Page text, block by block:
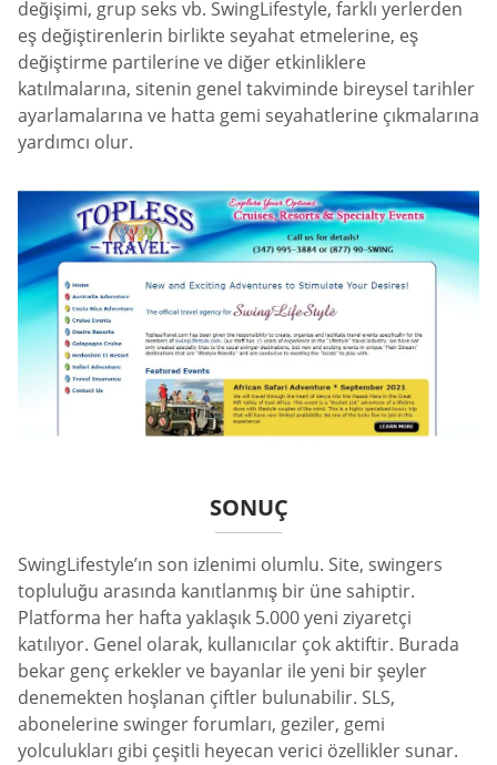
değişimi, grup seks vb. SwingLifestyle, farklı yerlerden
eş değiştirenlerin birlikte seyahat etmelerine, eş
değiştirme partilerine ve diğer etkinliklere
katılmalarına, sitenin genel takviminde bireysel tarihler
ayarlamalarına ve hatta gemi seyahatlerine çıkmalarına
yardımcı olur.
SONUÇ
SwingLifestyle’ın son izlenimi olumlu. Site, swingers
topluluğu arasında kanıtlanmış bir üne sahiptir.
Platforma her hafta yaklaşık 5.000 yeni ziyaretçi
katılıyor. Genel olarak, kullanıcılar çok aktiftir. Burada
bekar genç erkekler ve bayanlar ile yeni bir şeyler
denemekten hoşlanan çiftler bulunabilir. SLS,
abonelerine swinger forumları, geziler, gemi
yolculukları gibi çeşitli heyecan verici özellikler sunar.